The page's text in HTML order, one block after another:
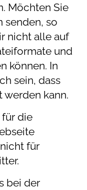
Möchten Sie
senden, so
nicht alle auf
und
können. In
sein, dass
werden kann.
die
für
bei der